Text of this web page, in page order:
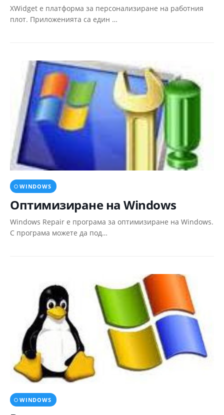
XWidget е платформа за персонализиране на работния
плот. Приложенията са един …
WINDOWS
Оптимизиране на Windows
Windows Repair е програма за оптимизиране на Windows.
С програма можете да под…
WINDOWS